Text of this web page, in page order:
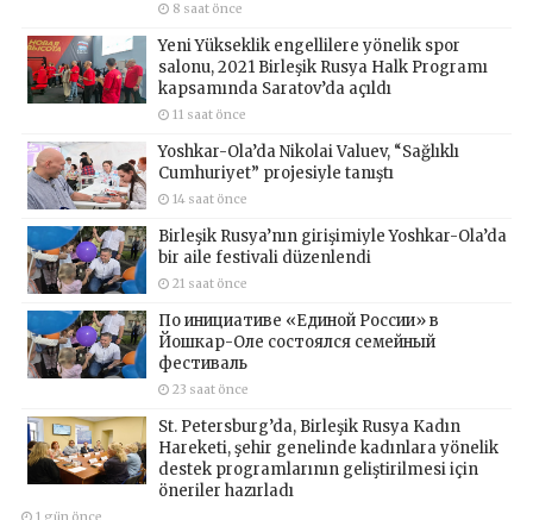
8 saat önce
Yeni Yükseklik engellilere yönelik spor
salonu, 2021 Birleşik Rusya Halk Programı
kapsamında Saratov’da açıldı
11 saat önce
Yoshkar-Ola’da Nikolai Valuev, “Sağlıklı
Cumhuriyet” projesiyle tanıştı
14 saat önce
Birleşik Rusya’nın girişimiyle Yoshkar-Ola’da
bir aile festivali düzenlendi
21 saat önce
По инициативе «Единой России» в
Йошкар-Оле состоялся семейный
фестиваль
23 saat önce
St. Petersburg’da, Birleşik Rusya Kadın
Hareketi, şehir genelinde kadınlara yönelik
destek programlarının geliştirilmesi için
öneriler hazırladı